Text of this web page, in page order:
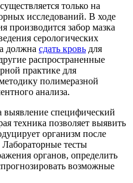
только на
исследований. В ходе
производится забор мазка
серологических
должна сдать кровь для
распространенные
практике для
полимеразной
анализа.
выявление специфический
техника позволяет выявить
организм после
тесты
органов, определить
возможные